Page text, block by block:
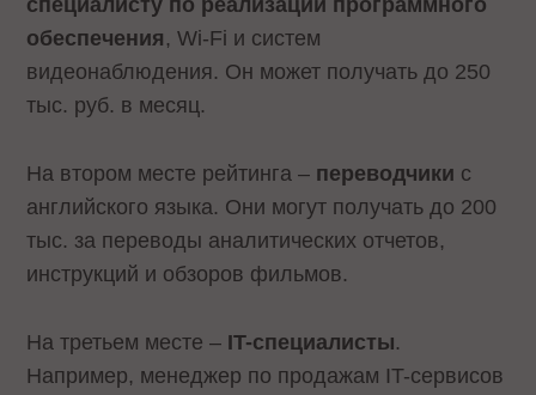
специалисту по реализации программного
обеспечения , Wi-Fi и систем
видеонаблюдения. Он может получать до 250
тыс. руб. в месяц.
На втором месте рейтинга – переводчики с
английского языка. Они могут получать до 200
тыс. за переводы аналитических отчетов,
инструкций и обзоров фильмов.
На третьем месте – IT-специалисты.
Например, менеджер по продажам IT-сервисов